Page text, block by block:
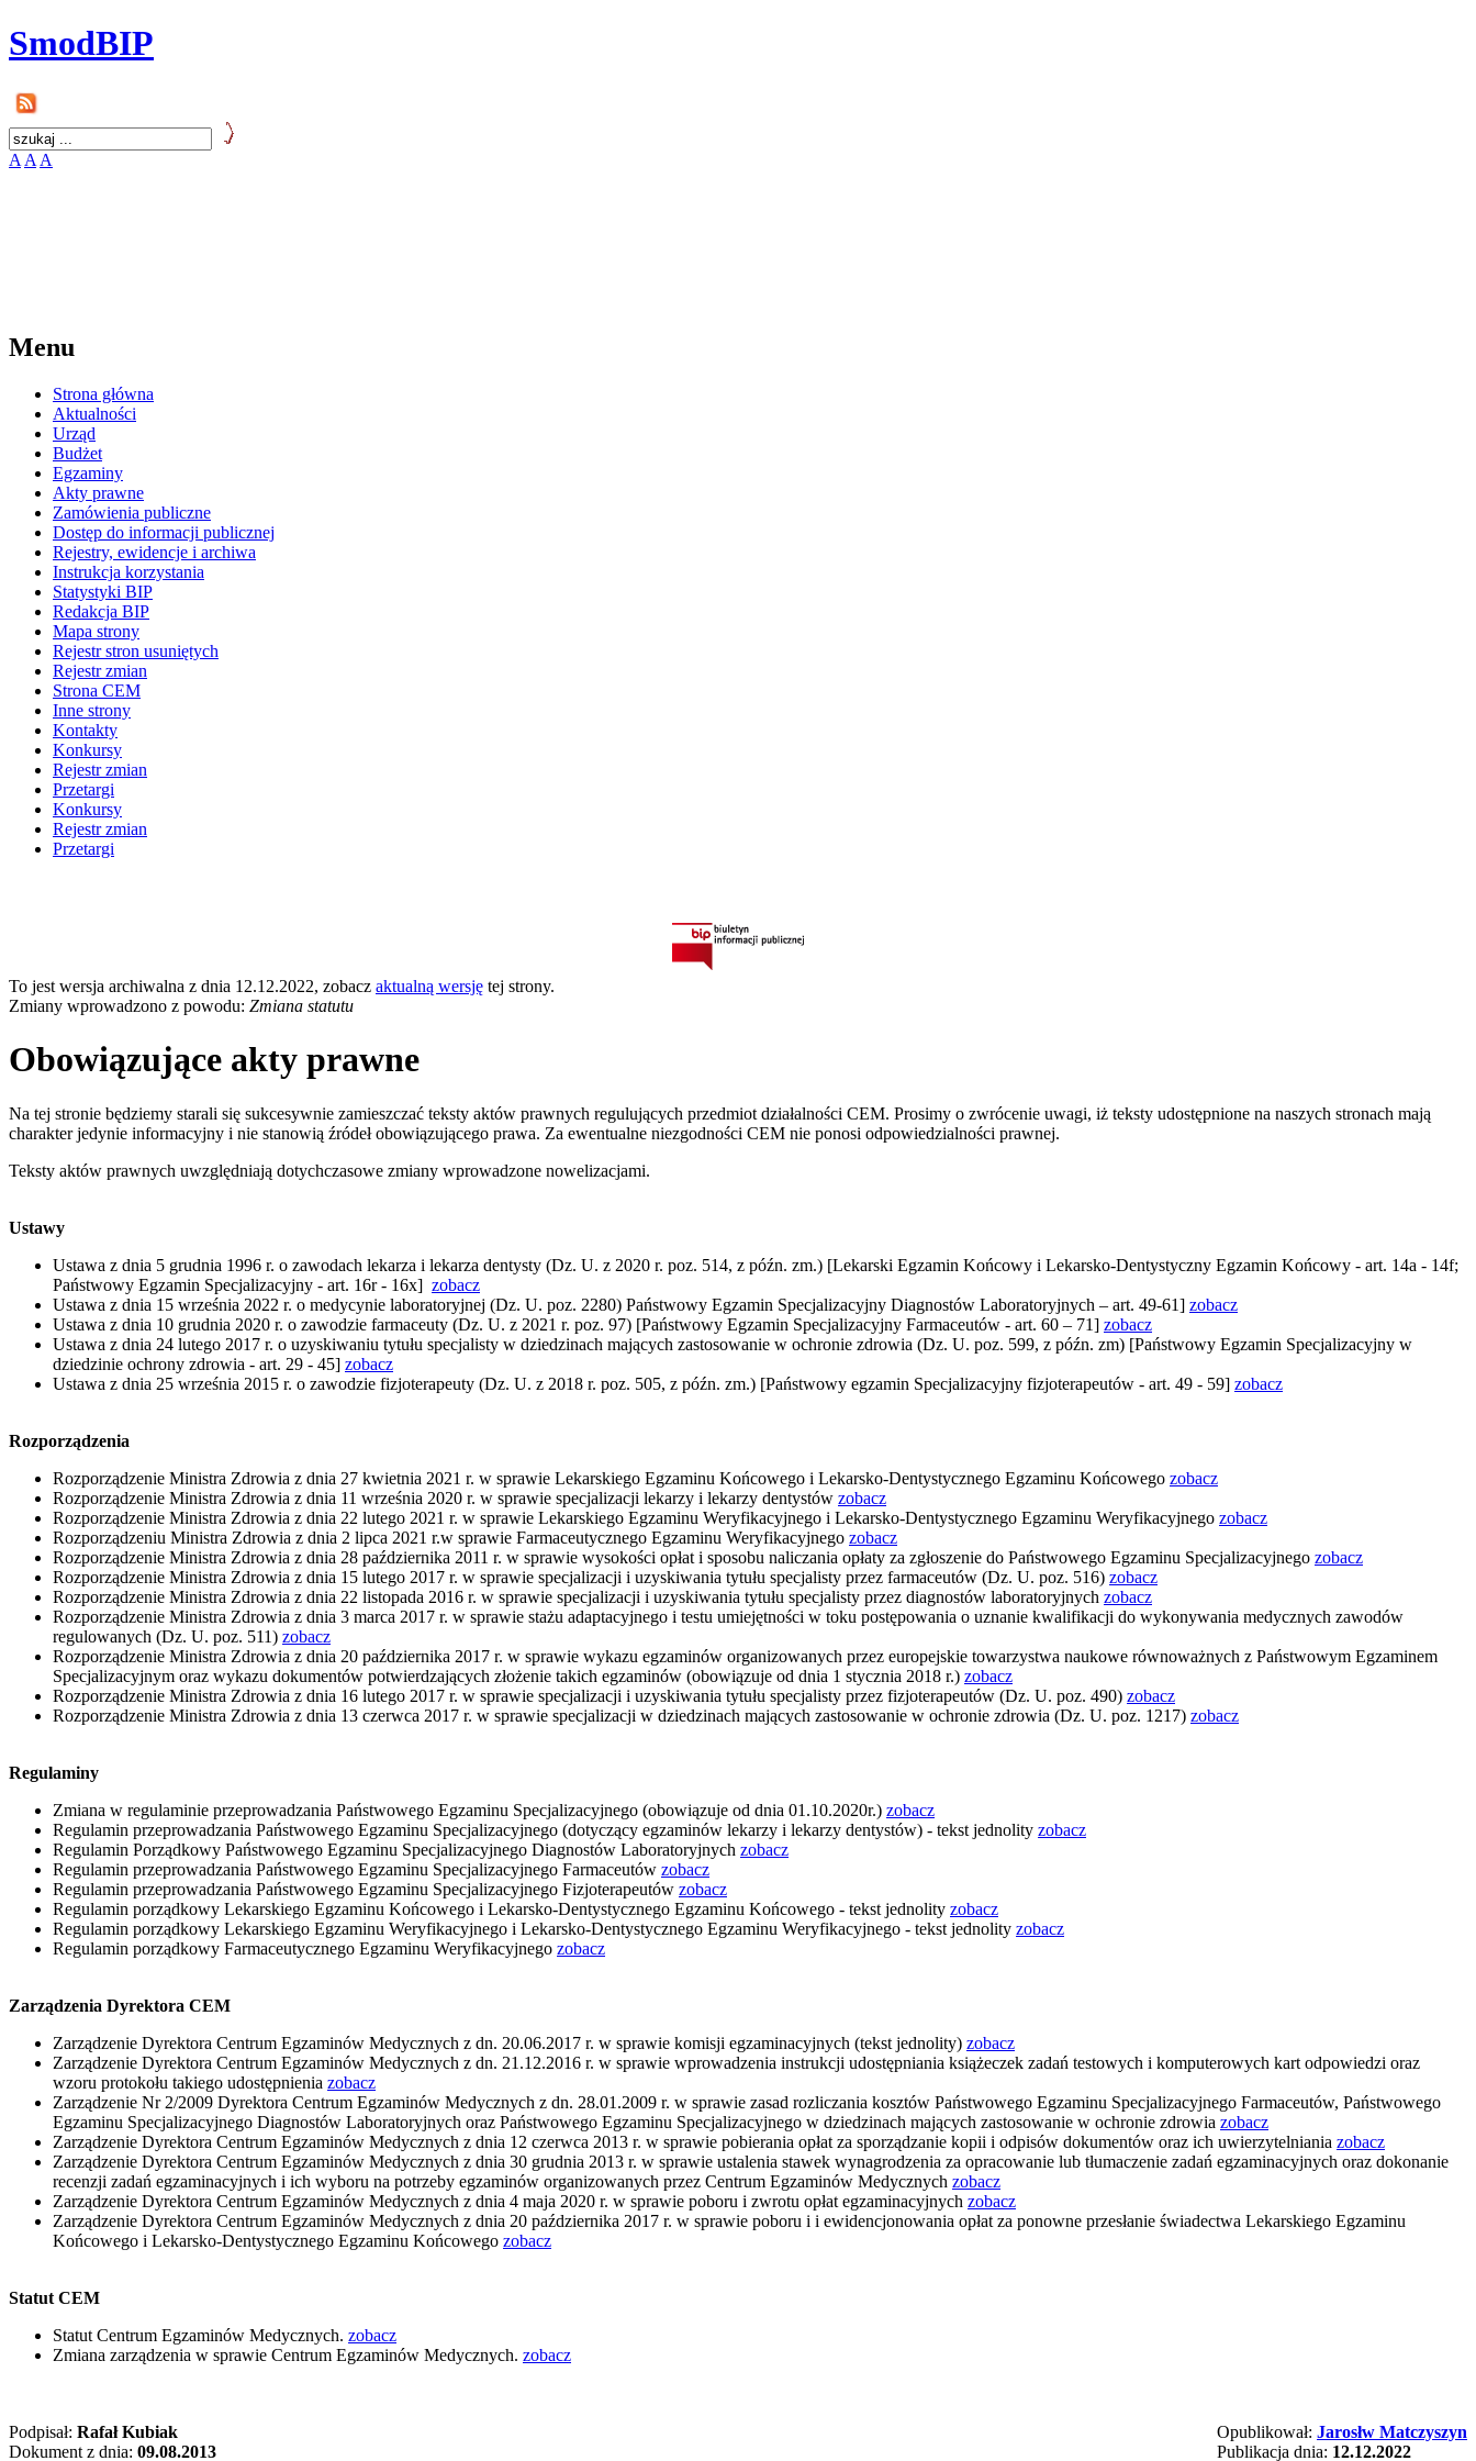
SmodBIP
A A A
Menu
Strona główna
Aktualności
Urząd
Budżet
Egzaminy
Akty prawne
Zamówienia publiczne
Dostęp do informacji publicznej
Rejestry, ewidencje i archiwa
Instrukcja korzystania
Statystyki BIP
Redakcja BIP
Mapa strony
Rejestr stron usuniętych
Rejestr zmian
Strona CEM
Inne strony
Kontakty
Konkursy
Rejestr zmian
Przetargi
Konkursy
Rejestr zmian
Przetargi
To jest wersja archiwalna z dnia 12.12.2022, zobacz aktualną wersję tej strony.
Zmiany wprowadzono z powodu: Zmiana statutu
Obowiązujące akty prawne
Na tej stronie będziemy starali się sukcesywnie zamieszczać teksty aktów prawnych regulujących przedmiot działalności CEM. Prosimy o zwrócenie uwagi, iż teksty udostępnione na naszych stronach mają
charakter jedynie informacyjny i nie stanowią źródeł obowiązującego prawa. Za ewentualne niezgodności CEM nie ponosi odpowiedzialności prawnej.
Teksty aktów prawnych uwzględniają dotychczasowe zmiany wprowadzone nowelizacjami.
Ustawy
Ustawa z dnia 5 grudnia 1996 r. o zawodach lekarza i lekarza dentysty (Dz. U. z 2020 r. poz. 514, z późn. zm.) [Lekarski Egzamin Końcowy i Lekarsko-Dentystyczny Egzamin Końcowy - art. 14a - 14f;
Państwowy Egzamin Specjalizacyjny - art. 16r - 16x] zobacz
Ustawa z dnia 15 września 2022 r. o medycynie laboratoryjnej (Dz. U. poz. 2280) Państwowy Egzamin Specjalizacyjny Diagnostów Laboratoryjnych – art. 49-61] zobacz
Ustawa z dnia 10 grudnia 2020 r. o zawodzie farmaceuty (Dz. U. z 2021 r. poz. 97) [Państwowy Egzamin Specjalizacyjny Farmaceutów - art. 60 – 71] zobacz
Ustawa z dnia 24 lutego 2017 r. o uzyskiwaniu tytułu specjalisty w dziedzinach mających zastosowanie w ochronie zdrowia (Dz. U. poz. 599, z późn. zm) [Państwowy Egzamin Specjalizacyjny w
dziedzinie ochrony zdrowia - art. 29 - 45] zobacz
Ustawa z dnia 25 września 2015 r. o zawodzie fizjoterapeuty (Dz. U. z 2018 r. poz. 505, z późn. zm.) [Państwowy egzamin Specjalizacyjny fizjoterapeutów - art. 49 - 59] zobacz
Rozporządzenia
Rozporządzenie Ministra Zdrowia z dnia 27 kwietnia 2021 r. w sprawie Lekarskiego Egzaminu Końcowego i Lekarsko-Dentystycznego Egzaminu Końcowego zobacz
Rozporządzenie Ministra Zdrowia z dnia 11 września 2020 r. w sprawie specjalizacji lekarzy i lekarzy dentystów zobacz
Rozporządzenie Ministra Zdrowia z dnia 22 lutego 2021 r. w sprawie Lekarskiego Egzaminu Weryfikacyjnego i Lekarsko-Dentystycznego Egzaminu Weryfikacyjnego zobacz
Rozporządzeniu Ministra Zdrowia z dnia 2 lipca 2021 r.w sprawie Farmaceutycznego Egzaminu Weryfikacyjnego zobacz
Rozporządzenie Ministra Zdrowia z dnia 28 października 2011 r. w sprawie wysokości opłat i sposobu naliczania opłaty za zgłoszenie do Państwowego Egzaminu Specjalizacyjnego zobacz
Rozporządzenie Ministra Zdrowia z dnia 15 lutego 2017 r. w sprawie specjalizacji i uzyskiwania tytułu specjalisty przez farmaceutów (Dz. U. poz. 516) zobacz
Rozporządzenie Ministra Zdrowia z dnia 22 listopada 2016 r. w sprawie specjalizacji i uzyskiwania tytułu specjalisty przez diagnostów laboratoryjnych zobacz
Rozporządzenie Ministra Zdrowia z dnia 3 marca 2017 r. w sprawie stażu adaptacyjnego i testu umiejętności w toku postępowania o uznanie kwalifikacji do wykonywania medycznych zawodów
regulowanych (Dz. U. poz. 511) zobacz
Rozporządzenie Ministra Zdrowia z dnia 20 października 2017 r. w sprawie wykazu egzaminów organizowanych przez europejskie towarzystwa naukowe równoważnych z Państwowym Egzaminem
Specjalizacyjnym oraz wykazu dokumentów potwierdzających złożenie takich egzaminów (obowiązuje od dnia 1 stycznia 2018 r.) zobacz
Rozporządzenie Ministra Zdrowia z dnia 16 lutego 2017 r. w sprawie specjalizacji i uzyskiwania tytułu specjalisty przez fizjoterapeutów (Dz. U. poz. 490) zobacz
Rozporządzenie Ministra Zdrowia z dnia 13 czerwca 2017 r. w sprawie specjalizacji w dziedzinach mających zastosowanie w ochronie zdrowia (Dz. U. poz. 1217) zobacz
Regulaminy
Zmiana w regulaminie przeprowadzania Państwowego Egzaminu Specjalizacyjnego (obowiązuje od dnia 01.10.2020r.) zobacz
Regulamin przeprowadzania Państwowego Egzaminu Specjalizacyjnego (dotyczący egzaminów lekarzy i lekarzy dentystów) - tekst jednolity zobacz
Regulamin Porządkowy Państwowego Egzaminu Specjalizacyjnego Diagnostów Laboratoryjnych zobacz
Regulamin przeprowadzania Państwowego Egzaminu Specjalizacyjnego Farmaceutów zobacz
Regulamin przeprowadzania Państwowego Egzaminu Specjalizacyjnego Fizjoterapeutów zobacz
Regulamin porządkowy Lekarskiego Egzaminu Końcowego i Lekarsko-Dentystycznego Egzaminu Końcowego - tekst jednolity zobacz
Regulamin porządkowy Lekarskiego Egzaminu Weryfikacyjnego i Lekarsko-Dentystycznego Egzaminu Weryfikacyjnego - tekst jednolity zobacz
Regulamin porządkowy Farmaceutycznego Egzaminu Weryfikacyjnego zobacz
Zarządzenia Dyrektora CEM
Zarządzenie Dyrektora Centrum Egzaminów Medycznych z dn. 20.06.2017 r. w sprawie komisji egzaminacyjnych (tekst jednolity) zobacz
Zarządzenie Dyrektora Centrum Egzaminów Medycznych z dn. 21.12.2016 r. w sprawie wprowadzenia instrukcji udostępniania książeczek zadań testowych i komputerowych kart odpowiedzi oraz
wzoru protokołu takiego udostępnienia zobacz
Zarządzenie Nr 2/2009 Dyrektora Centrum Egzaminów Medycznych z dn. 28.01.2009 r. w sprawie zasad rozliczania kosztów Państwowego Egzaminu Specjalizacyjnego Farmaceutów, Państwowego
Egzaminu Specjalizacyjnego Diagnostów Laboratoryjnych oraz Państwowego Egzaminu Specjalizacyjnego w dziedzinach mających zastosowanie w ochronie zdrowia zobacz
Zarządzenie Dyrektora Centrum Egzaminów Medycznych z dnia 12 czerwca 2013 r. w sprawie pobierania opłat za sporządzanie kopii i odpisów dokumentów oraz ich uwierzytelniania zobacz
Zarządzenie Dyrektora Centrum Egzaminów Medycznych z dnia 30 grudnia 2013 r. w sprawie ustalenia stawek wynagrodzenia za opracowanie lub tłumaczenie zadań egzaminacyjnych oraz dokonanie
recenzji zadań egzaminacyjnych i ich wyboru na potrzeby egzaminów organizowanych przez Centrum Egzaminów Medycznych zobacz
Zarządzenie Dyrektora Centrum Egzaminów Medycznych z dnia 4 maja 2020 r. w sprawie poboru i zwrotu opłat egzaminacyjnych zobacz
Zarządzenie Dyrektora Centrum Egzaminów Medycznych z dnia 20 października 2017 r. w sprawie poboru i i ewidencjonowania opłat za ponowne przesłanie świadectwa Lekarskiego Egzaminu
Końcowego i Lekarsko-Dentystycznego Egzaminu Końcowego zobacz
Statut CEM
Statut Centrum Egzaminów Medycznych. zobacz
Zmiana zarządzenia w sprawie Centrum Egzaminów Medycznych. zobacz
Opublikował: Jarosłw Matczyszyn
Publikacja dnia: 12.12.2022
Podpisał: Rafał Kubiak
Dokument z dnia: 09.08.2013